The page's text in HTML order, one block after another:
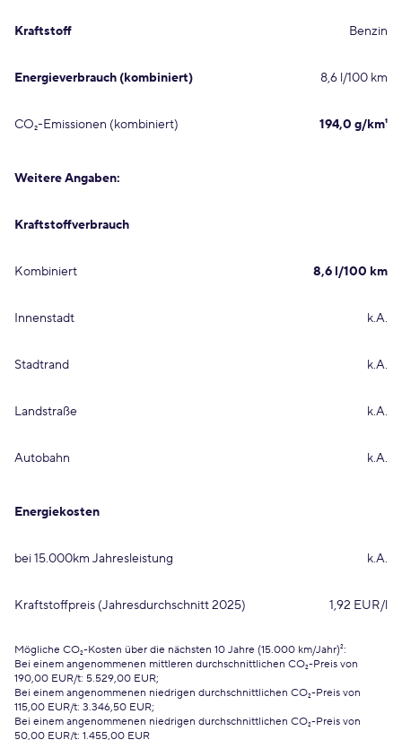
Kraftstoff Benzin
Energieverbrauch (kombiniert) 8,6 l/100 km
CO₂-Emissionen (kombiniert) 194,0 g/km¹
Weitere Angaben:
Kraftstoffverbrauch
Kombiniert 8,6 l/100 km
Innenstadt k.A.
Stadtrand k.A.
Landstraße k.A.
Autobahn k.A.
Energiekosten
bei 15.000km Jahresleistung k.A.
Kraftstoffpreis (Jahresdurchschnitt 2025) 1,92 EUR/l
Mögliche CO₂-Kosten über die nächsten 10 Jahre (15.000 km/Jahr)²:
Bei einem angenommenen mittleren durchschnittlichen CO₂-Preis von
190,00 EUR/t: 5.529,00 EUR;
Bei einem angenommenen niedrigen durchschnittlichen CO₂-Preis von
115,00 EUR/t: 3.346,50 EUR;
Bei einem angenommenen niedrigen durchschnittlichen CO₂-Preis von
50,00 EUR/t: 1.455,00 EUR